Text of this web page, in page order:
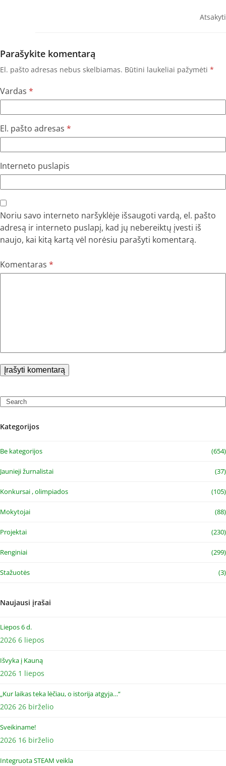
Atsakyti
Parašykite komentarą
El. pašto adresas nebus skelbiamas. Būtini laukeliai pažymėti *
Vardas *
El. pašto adresas *
Interneto puslapis
Noriu savo interneto naršyklėje išsaugoti vardą, el. pašto
adresą ir interneto puslapį, kad jų nebereiktų įvesti iš
naujo, kai kitą kartą vėl norėsiu parašyti komentarą.
Komentaras *
Search
Kategorijos
Be kategorijos (654)
Jaunieji žurnalistai (37)
Konkursai , olimpiados (105)
Mokytojai (88)
Projektai (230)
Renginiai (299)
Stažuotės (3)
Naujausi įrašai
Liepos 6 d.
2026 6 liepos
Išvyka į Kauną
2026 1 liepos
„Kur laikas teka lėčiau, o istorija atgyja…“
2026 26 birželio
Sveikiname!
2026 16 birželio
Integruota STEAM veikla